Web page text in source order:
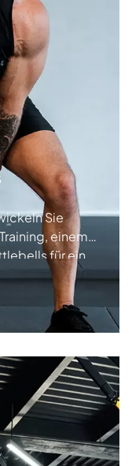
Sie
einem
für ein
eingesetzt